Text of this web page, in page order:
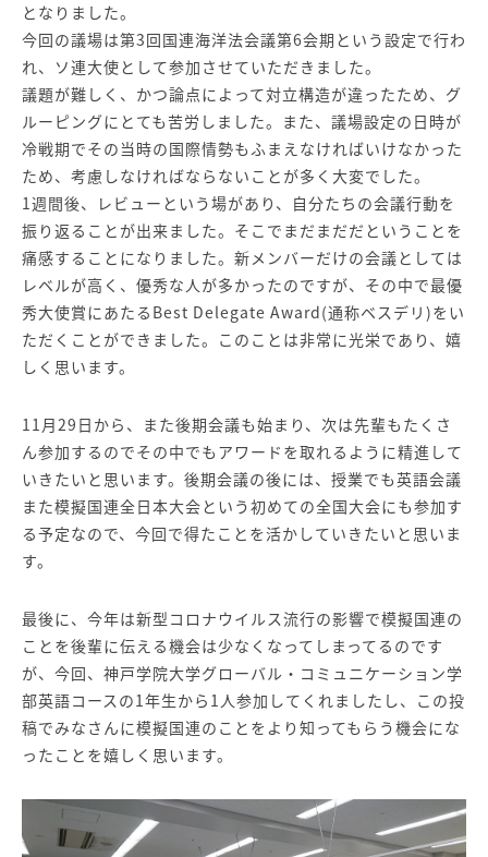
となりました。
今回の議場は第3回国連海洋法会議第6会期という設定で行わ
れ、ソ連大使として参加させていただきました。
議題が難しく、かつ論点によって対立構造が違ったため、グ
ルーピングにとても苦労しました。また、議場設定の日時が
冷戦期でその当時の国際情勢もふまえなければいけなかった
ため、考慮しなければならないことが多く大変でした。
1週間後、レビューという場があり、自分たちの会議行動を
振り返ることが出来ました。そこでまだまだだということを
痛感することになりました。新メンバーだけの会議としては
レベルが高く、優秀な人が多かったのですが、その中で最優
秀大使賞にあたるBest Delegate Award(通称ベスデリ)をい
ただくことができました。このことは非常に光栄であり、嬉
しく思います。
11月29日から、また後期会議も始まり、次は先輩もたくさ
ん参加するのでその中でもアワードを取れるように精進して
いきたいと思います。後期会議の後には、授業でも英語会議
また模擬国連全日本大会という初めての全国大会にも参加す
る予定なので、今回で得たことを活かしていきたいと思いま
す。
最後に、今年は新型コロナウイルス流行の影響で模擬国連の
ことを後輩に伝える機会は少なくなってしまってるのです
が、今回、神戸学院大学グローバル・コミュニケーション学
部英語コースの1年生から1人参加してくれましたし、この投
稿でみなさんに模擬国連のことをより知ってもらう機会にな
ったことを嬉しく思います。